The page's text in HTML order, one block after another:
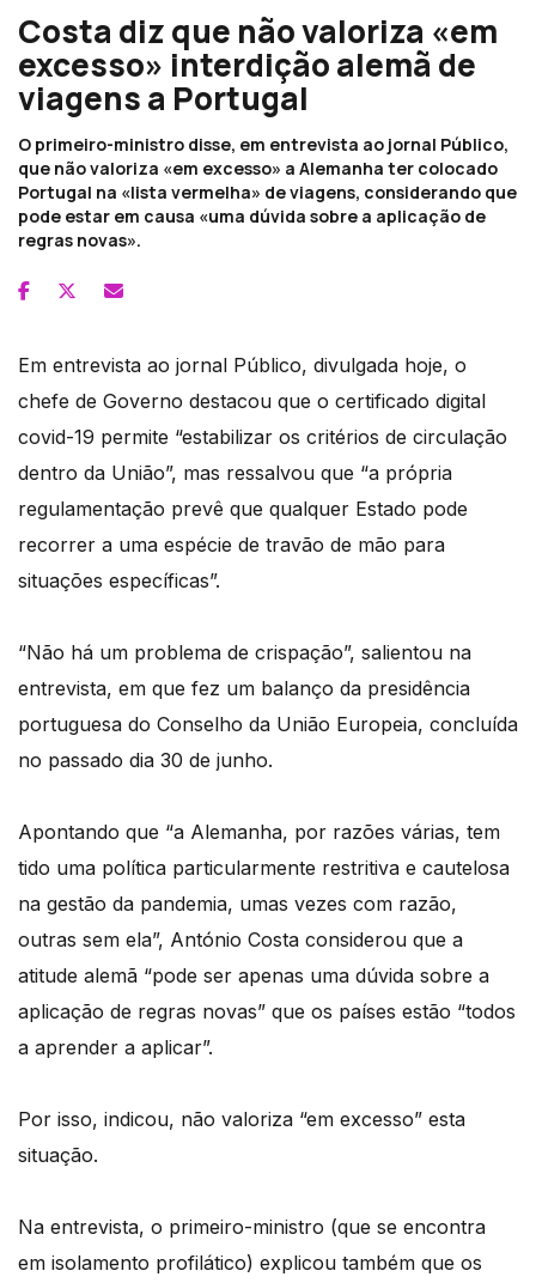
Costa diz que não valoriza «em
excesso» interdição alemã de
viagens a Portugal
O primeiro-ministro disse, em entrevista ao jornal Público,
que não valoriza «em excesso» a Alemanha ter colocado
Portugal na «lista vermelha» de viagens, considerando que
pode estar em causa «uma dúvida sobre a aplicação de
regras novas».
Em entrevista ao jornal Público, divulgada hoje, o
chefe de Governo destacou que o certificado digital
covid-19 permite “estabilizar os critérios de circulação
dentro da União”, mas ressalvou que “a própria
regulamentação prevê que qualquer Estado pode
recorrer a uma espécie de travão de mão para
situações específicas”.
“Não há um problema de crispação”, salientou na
entrevista, em que fez um balanço da presidência
portuguesa do Conselho da União Europeia, concluída
no passado dia 30 de junho.
Apontando que “a Alemanha, por razões várias, tem
tido uma política particularmente restritiva e cautelosa
na gestão da pandemia, umas vezes com razão,
outras sem ela”, António Costa considerou que a
atitude alemã “pode ser apenas uma dúvida sobre a
aplicação de regras novas” que os países estão “todos
a aprender a aplicar”.
Por isso, indicou, não valoriza “em excesso” esta
situação.
Na entrevista, o primeiro-ministro (que se encontra
em isolamento profilático) explicou também que os